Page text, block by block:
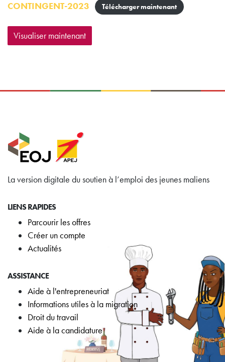
CONTINGENT-2023
Télécharger maintenant
Visualiser maintenant
La version digitale du soutien à l’emploi des jeunes maliens
LIENS RAPIDES
Parcourir les offres
Créer un compte
Actualités
ASSISTANCE
Aide à l'entrepreneuriat
Informations utiles à la migration
Droit du travail
Aide à la candidature